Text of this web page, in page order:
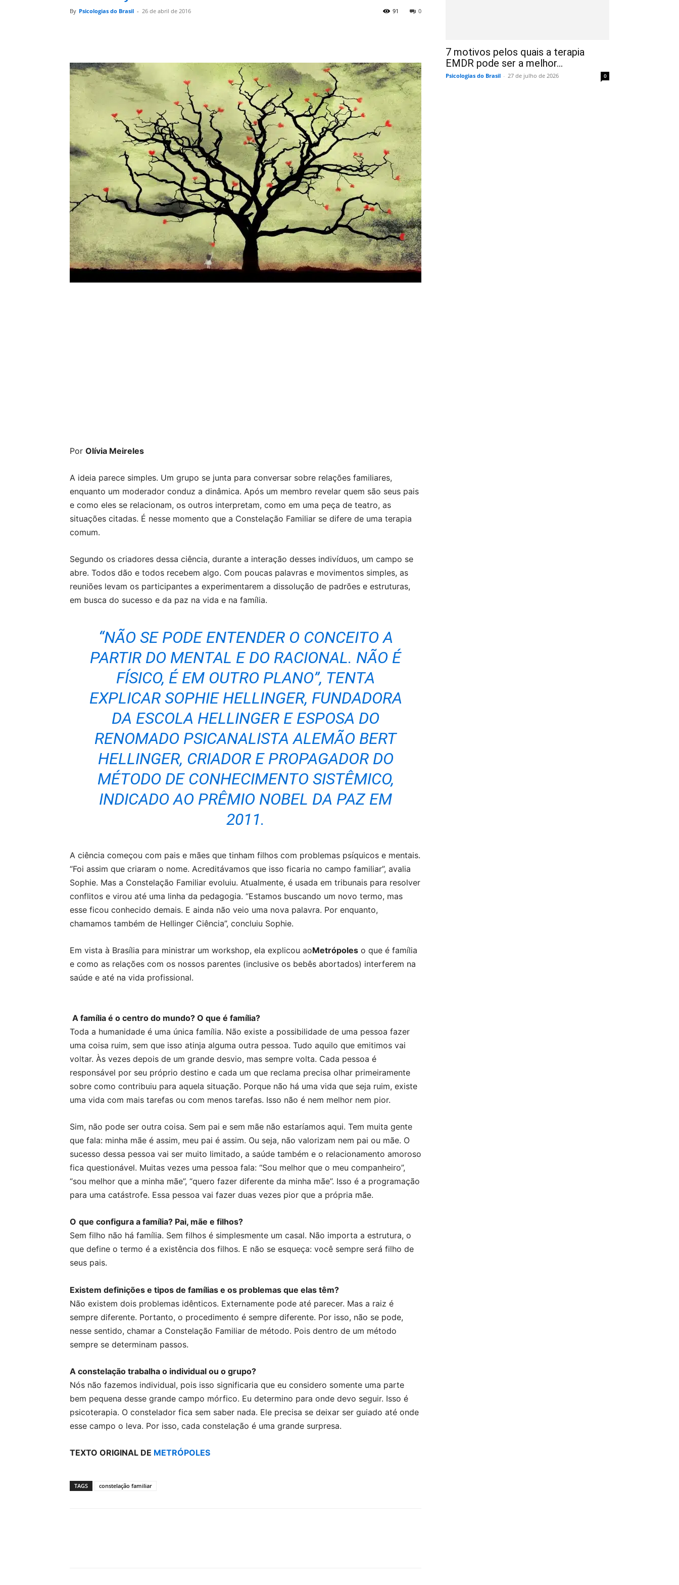
By Psicologias do Brasil - 26 de abril de 2016 0
91
Por Olívia Meireles
A ideia parece simples. Um grupo se junta para conversar sobre relações familiares,
enquanto um moderador conduz a dinâmica. Após um membro revelar quem são seus pais
e como eles se relacionam, os outros interpretam, como em uma peça de teatro, as
situações citadas. É nesse momento que a Constelação Familiar se difere de uma terapia
comum.
Segundo os criadores dessa ciência, durante a interação desses indivíduos, um campo se
abre. Todos dão e todos recebem algo. Com poucas palavras e movimentos simples, as
reuniões levam os participantes a experimentarem a dissolução de padrões e estruturas,
em busca do sucesso e da paz na vida e na família.
“NÃO SE PODE ENTENDER O CONCEITO A
PARTIR DO MENTAL E DO RACIONAL. NÃO É
FÍSICO, É EM OUTRO PLANO”, TENTA
EXPLICAR SOPHIE HELLINGER, FUNDADORA
DA ESCOLA HELLINGER E ESPOSA DO
RENOMADO PSICANALISTA ALEMÃO BERT
HELLINGER, CRIADOR E PROPAGADOR DO
MÉTODO DE CONHECIMENTO SISTÊMICO,
INDICADO AO PRÊMIO NOBEL DA PAZ EM
2011.
A ciência começou com pais e mães que tinham filhos com problemas psíquicos e mentais.
“Foi assim que criaram o nome. Acreditávamos que isso ficaria no campo familiar”, avalia
Sophie. Mas a Constelação Familiar evoluiu. Atualmente, é usada em tribunais para resolver
conflitos e virou até uma linha da pedagogia. “Estamos buscando um novo termo, mas
esse ficou conhecido demais. E ainda não veio uma nova palavra. Por enquanto,
chamamos também de Hellinger Ciência”, concluiu Sophie.
Em vista à Brasília para ministrar um workshop, ela explicou aoMetrópoles o que é família
e como as relações com os nossos parentes (inclusive os bebês abortados) interferem na
saúde e até na vida profissional.
A família é o centro do mundo? O que é família?
Toda a humanidade é uma única família. Não existe a possibilidade de uma pessoa fazer
uma coisa ruim, sem que isso atinja alguma outra pessoa. Tudo aquilo que emitimos vai
voltar. Às vezes depois de um grande desvio, mas sempre volta. Cada pessoa é
responsável por seu próprio destino e cada um que reclama precisa olhar primeiramente
sobre como contribuiu para aquela situação. Porque não há uma vida que seja ruim, existe
uma vida com mais tarefas ou com menos tarefas. Isso não é nem melhor nem pior.
Sim, não pode ser outra coisa. Sem pai e sem mãe não estaríamos aqui. Tem muita gente
que fala: minha mãe é assim, meu pai é assim. Ou seja, não valorizam nem pai ou mãe. O
sucesso dessa pessoa vai ser muito limitado, a saúde também e o relacionamento amoroso
fica questionável. Muitas vezes uma pessoa fala: “Sou melhor que o meu companheiro”,
“sou melhor que a minha mãe”, “quero fazer diferente da minha mãe”. Isso é a programação
para uma catástrofe. Essa pessoa vai fazer duas vezes pior que a própria mãe.
O que configura a família? Pai, mãe e filhos?
Sem filho não há família. Sem filhos é simplesmente um casal. Não importa a estrutura, o
que define o termo é a existência dos filhos. E não se esqueça: você sempre será filho de
seus pais.
Existem definições e tipos de famílias e os problemas que elas têm?
Não existem dois problemas idênticos. Externamente pode até parecer. Mas a raiz é
sempre diferente. Portanto, o procedimento é sempre diferente. Por isso, não se pode,
nesse sentido, chamar a Constelação Familiar de método. Pois dentro de um método
sempre se determinam passos.
A constelação trabalha o individual ou o grupo?
Nós não fazemos individual, pois isso significaria que eu considero somente uma parte
bem pequena desse grande campo mórfico. Eu determino para onde devo seguir. Isso é
psicoterapia. O constelador fica sem saber nada. Ele precisa se deixar ser guiado até onde
esse campo o leva. Por isso, cada constelação é uma grande surpresa.
TEXTO ORIGINAL DE METRÓPOLES
TAGS constelação familiar
7 motivos pelos quais a terapia
EMDR pode ser a melhor...
Psicologias do Brasil - 27 de julho de 2026 0